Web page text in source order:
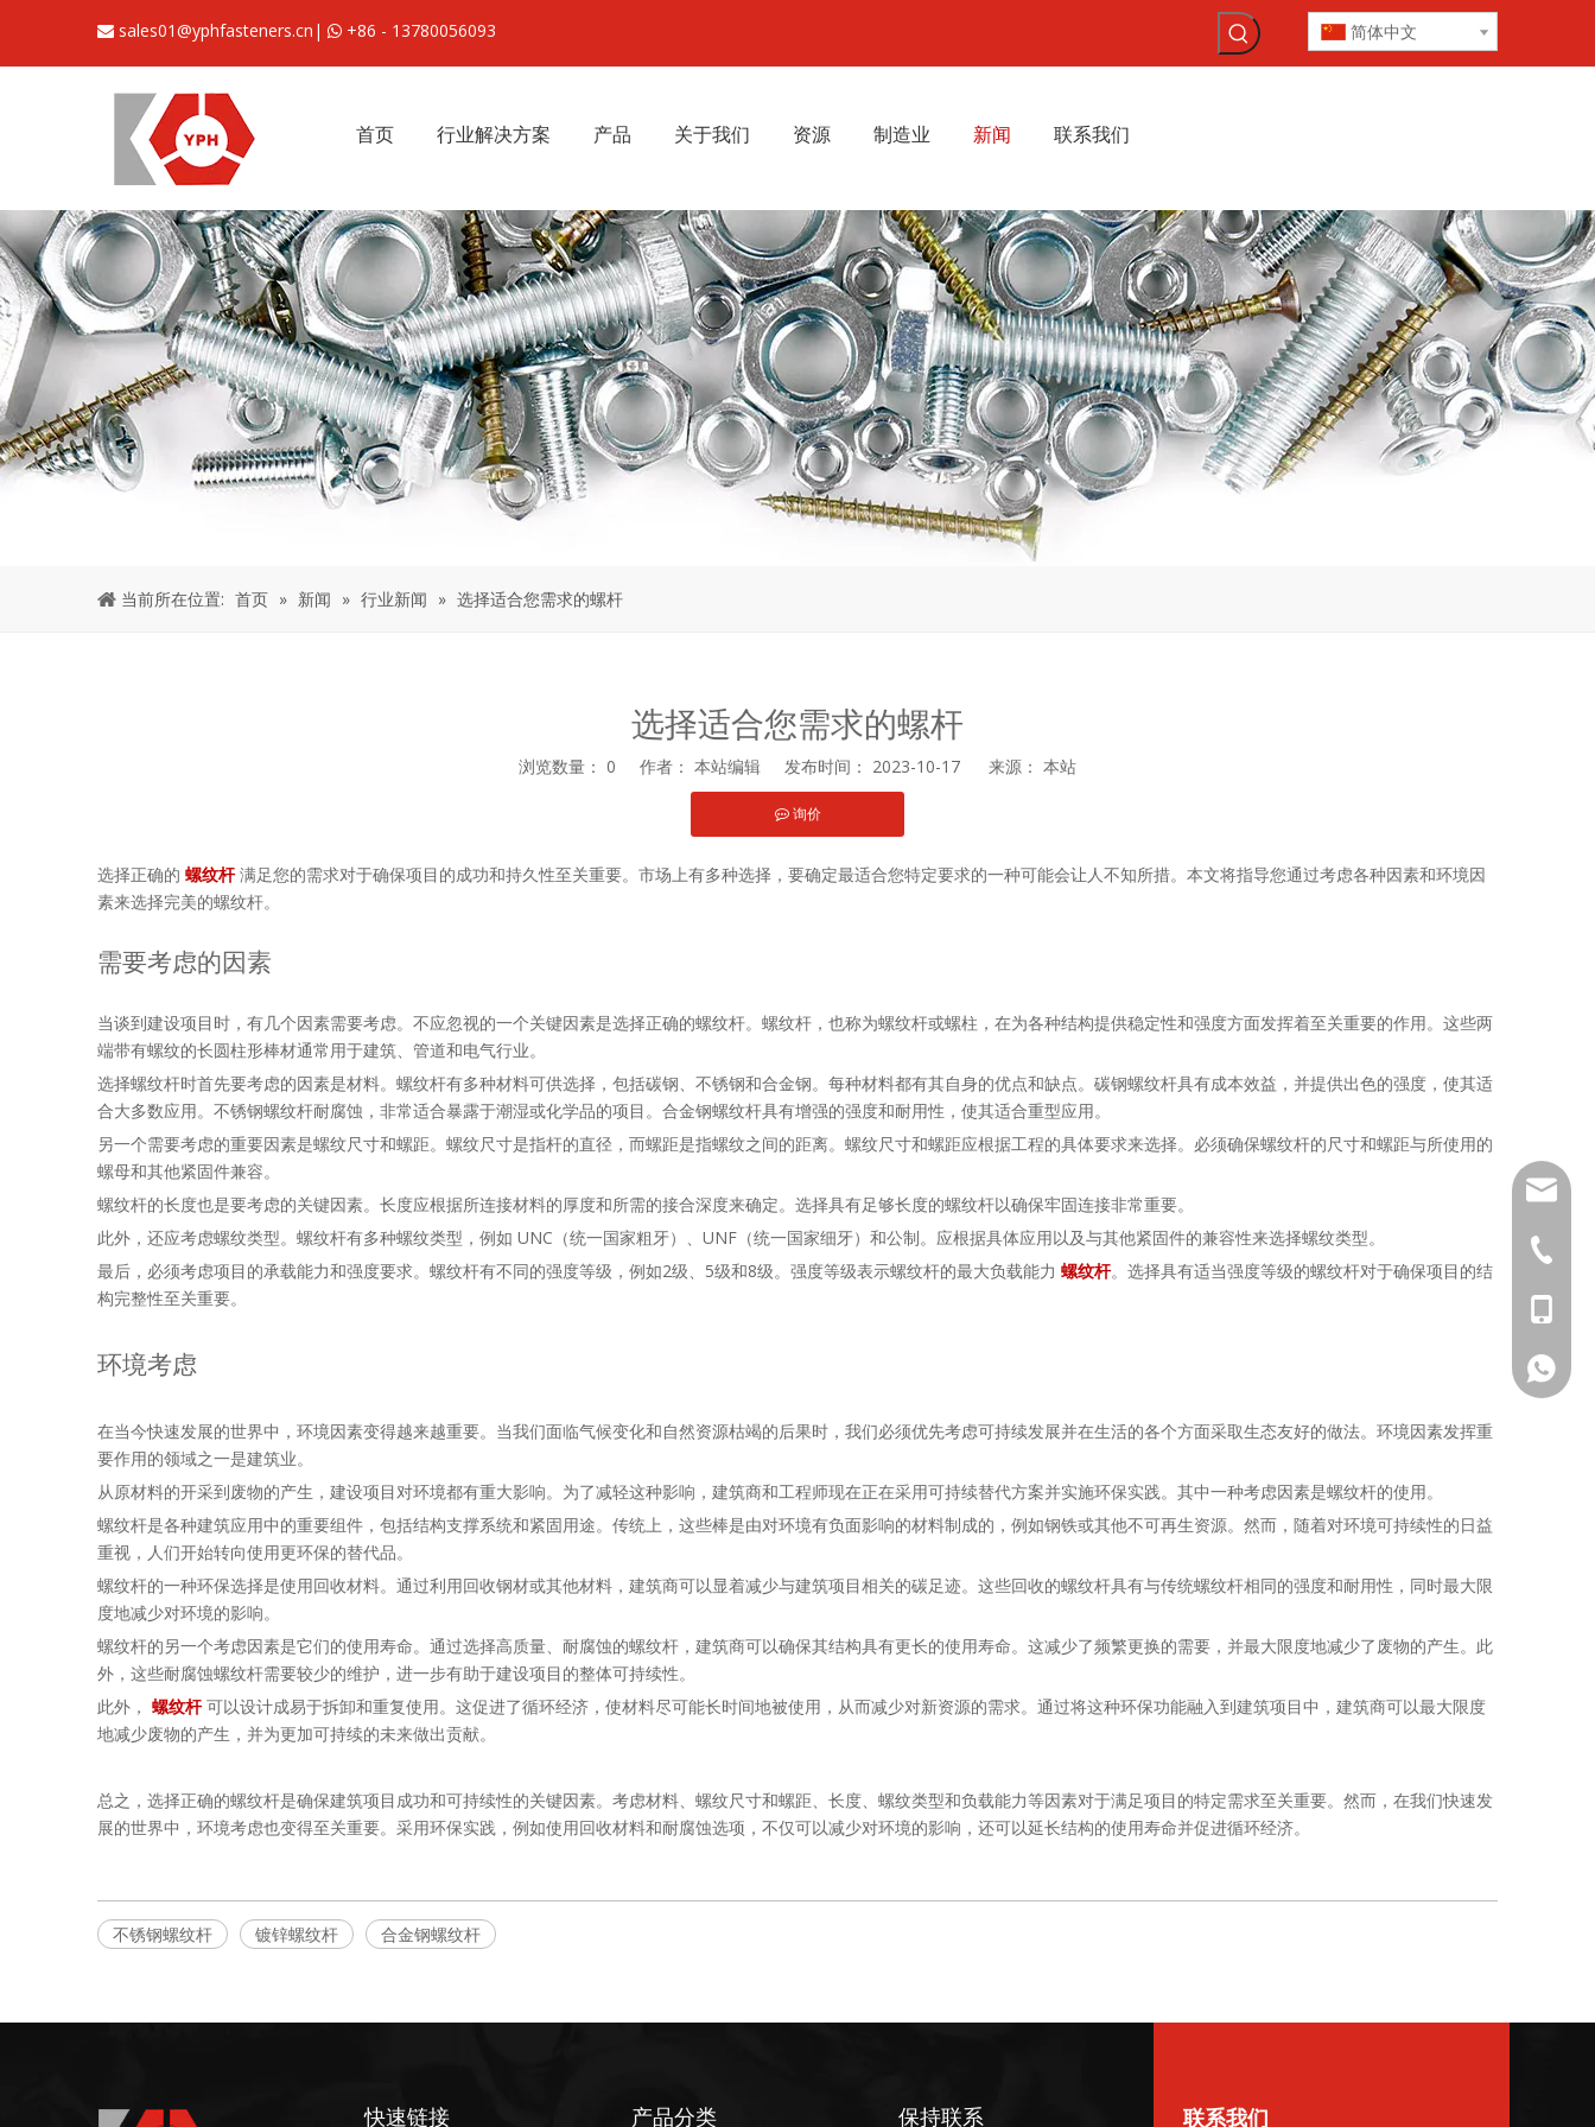
 sales01@yphfasteners.cn |  +86 - 13780056093 简体中文
首页 行业解决方案 产品 关于我们 资源 制造业 新闻 联系我们
当前所在位置: 首页 » 新闻 » 行业新闻 » 选择适合您需求的螺杆
选择适合您需求的螺杆
浏览数量： 0 作者： 本站编辑 发布时间： 2023-10-17 来源： 本站
询价
["facebook","twitter","line","wechat","linkedin","pinterest","whatsapp"]
选择正确的 螺纹杆满足您的需求对于确保项目的成功和持久性至关重要。市场上有多种选择，要确定最适合您特定要求的一种可能会让人不知所措。本文将指导您通过考虑各种因素和环境因
素来选择完美的螺纹杆。
需要考虑的因素
当谈到建设项目时，有几个因素需要考虑。不应忽视的一个关键因素是选择正确的螺纹杆。螺纹杆，也称为螺纹杆或螺柱，在为各种结构提供稳定性和强度方面发挥着至关重要的作用。这些两
端带有螺纹的长圆柱形棒材通常用于建筑、管道和电气行业。
选择螺纹杆时首先要考虑的因素是材料。螺纹杆有多种材料可供选择，包括碳钢、不锈钢和合金钢。每种材料都有其自身的优点和缺点。碳钢螺纹杆具有成本效益，并提供出色的强度，使其适
合大多数应用。不锈钢螺纹杆耐腐蚀，非常适合暴露于潮湿或化学品的项目。合金钢螺纹杆具有增强的强度和耐用性，使其适合重型应用。
另一个需要考虑的重要因素是螺纹尺寸和螺距。螺纹尺寸是指杆的直径，而螺距是指螺纹之间的距离。螺纹尺寸和螺距应根据工程的具体要求来选择。必须确保螺纹杆的尺寸和螺距与所使用的
螺母和其他紧固件兼容。
螺纹杆的长度也是要考虑的关键因素。长度应根据所连接材料的厚度和所需的接合深度来确定。选择具有足够长度的螺纹杆以确保牢固连接非常重要。
此外，还应考虑螺纹类型。螺纹杆有多种螺纹类型，例如 UNC（统一国家粗牙）、UNF（统一国家细牙）和公制。应根据具体应用以及与其他紧固件的兼容性来选择螺纹类型。
最后，必须考虑项目的承载能力和强度要求。螺纹杆有不同的强度等级，例如2级、5级和8级。强度等级表示螺纹杆的最大负载能力 螺纹杆。选择具有适当强度等级的螺纹杆对于确保项目的结
构完整性至关重要。
环境考虑
在当今快速发展的世界中，环境因素变得越来越重要。当我们面临气候变化和自然资源枯竭的后果时，我们必须优先考虑可持续发展并在生活的各个方面采取生态友好的做法。环境因素发挥重
要作用的领域之一是建筑业。
从原材料的开采到废物的产生，建设项目对环境都有重大影响。为了减轻这种影响，建筑商和工程师现在正在采用可持续替代方案并实施环保实践。其中一种考虑因素是螺纹杆的使用。
螺纹杆是各种建筑应用中的重要组件，包括结构支撑系统和紧固用途。传统上，这些棒是由对环境有负面影响的材料制成的，例如钢铁或其他不可再生资源。然而，随着对环境可持续性的日益
重视，人们开始转向使用更环保的替代品。
螺纹杆的一种环保选择是使用回收材料。通过利用回收钢材或其他材料，建筑商可以显着减少与建筑项目相关的碳足迹。这些回收的螺纹杆具有与传统螺纹杆相同的强度和耐用性，同时最大限
度地减少对环境的影响。
螺纹杆的另一个考虑因素是它们的使用寿命。通过选择高质量、耐腐蚀的螺纹杆，建筑商可以确保其结构具有更长的使用寿命。这减少了频繁更换的需要，并最大限度地减少了废物的产生。此
外，这些耐腐蚀螺纹杆需要较少的维护，进一步有助于建设项目的整体可持续性。
此外， 螺纹杆可以设计成易于拆卸和重复使用。这促进了循环经济，使材料尽可能长时间地被使用，从而减少对新资源的需求。通过将这种环保功能融入到建筑项目中，建筑商可以最大限度
地减少废物的产生，并为更加可持续的未来做出贡献。
总之，选择正确的螺纹杆是确保建筑项目成功和可持续性的关键因素。考虑材料、螺纹尺寸和螺距、长度、螺纹类型和负载能力等因素对于满足项目的特定需求至关重要。然而，在我们快速发
展的世界中，环境考虑也变得至关重要。采用环保实践，例如使用回收材料和耐腐蚀选项，不仅可以减少对环境的影响，还可以延长结构的使用寿命并促进循环经济。
不锈钢螺纹杆 镀锌螺纹杆 合金钢螺纹杆
+ 86-
+86 -
快速链接 产品分类 保持联系 联系我们